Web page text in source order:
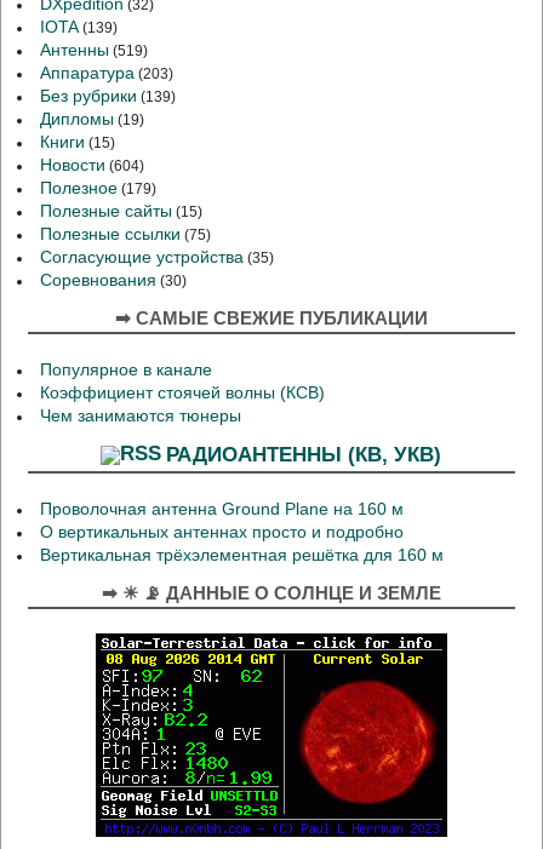
DXpedition (32)
IOTA(139)
Антенны (519)
Аппаратура (203)
Без рубрики (139)
Дипломы (19)
Книги (15)
Новости (604)
Полезное (179)
Полезные сайты (15)
Полезные ссылки (75)
Согласующие устройства (35)
Соревнования (30)
➡ САМЫЕ СВЕЖИЕ ПУБЛИКАЦИИ
Популярное в канале
Коэффициент стоячей волны (КСВ)
Чем занимаются тюнеры
РАДИОАНТЕННЫ (КВ, УКВ)
Проволочная антенна Ground Plane на 160 м
О вертикальных антеннах просто и подробно
Вертикальная трёхэлементная решётка для 160 м
➡ ☀ 📡 ДАННЫЕ О СОЛНЦЕ И ЗЕМЛЕ